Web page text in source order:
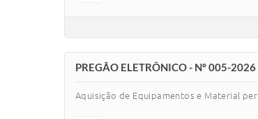
PREGÃO ELETRÔNICO - Nº 005-2026
Aquisição de Equipamentos e Material